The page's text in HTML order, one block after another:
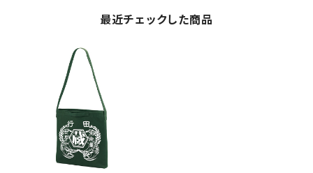
最近チェックした商品